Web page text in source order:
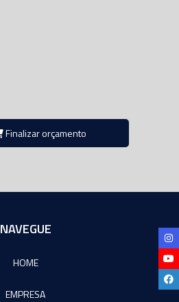
Finalizar orçamento
NAVEGUE
HOME
EMPRESA